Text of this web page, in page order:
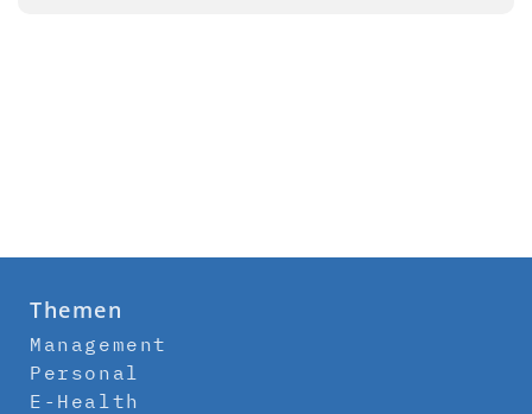
Themen
Management
Personal
E-Health